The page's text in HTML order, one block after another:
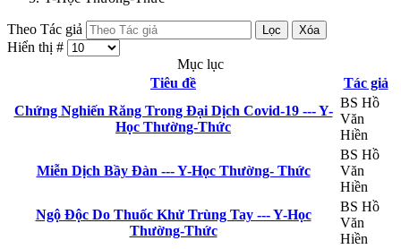
Theo Tác giả Lọc Xóa
Hiển thị #
Mục lục
Tiêu đề
Tác giả
Chứng Nghiến Răng Trong Đại Dịch Covid-19 --- Y-
Học Thường-Thức
BS Hồ
Văn
Hiền
Miễn Dịch Bầy Đàn --- Y-Học Thường- Thức
BS Hồ
Văn
Hiền
Ngộ Độc Do Thuốc Khử Trùng Tay --- Y-Học
Thường-Thức
BS Hồ
Văn
Hiền